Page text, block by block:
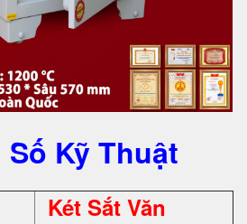
Kỹ Thuật
Két Sắt Văn